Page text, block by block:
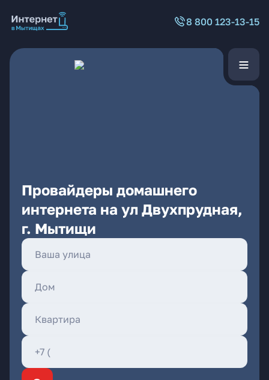
8 800 123-13-15
Провайдеры домашнего
интернета на ул Двухпрудная,
г. Мытищи